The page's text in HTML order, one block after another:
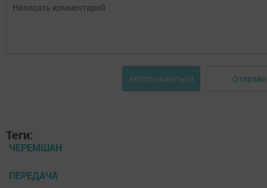
Авторизоваться
Теги:
ЧЕРЕМШАН
ПЕРЕДАЧА